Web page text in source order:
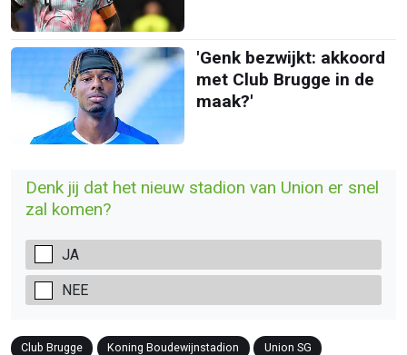
'Genk bezwijkt: akkoord
met Club Brugge in de
maak?'
Denk jij dat het nieuw stadion van Union er snel
zal komen?
JA
NEE
Club Brugge Koning Boudewijnstadion Union SG